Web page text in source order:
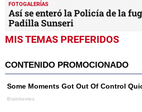
FOTOGALERÍAS
Así se enteró la Policía de la
Padilla Sunseri
MIS TEMAS PREFERIDOS